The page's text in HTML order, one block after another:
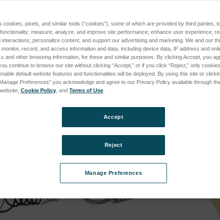
(LMM02, aktuell + LMM01, bis 2024) subcategories
Argonanschluss
Preise
Akkupack 4 X 12V / 34W
SKU: 69001006
Anmeldung für Preise
Metal
SKU:
cookies, pixels, and similar tools (“cookies”), some of which are provided by third parties,
measure, analyze, and improve site performance; enhance user experience;
personalize content; and support our advertising and marketing. We and our
record, and access information and data, including device data, IP address and
and other browsing information, for these and similar purposes. By clicking Accept, you
continue to browse our site without clicking “Accept,” or if you click “Reject,” only
default website features and functionalities will be deployed. By using this site or
Preferences” you acknowledge and agree to our Privacy Policy available through
Cookie Policy , and Terms of Use
Manage Preferences
Reject
Accept